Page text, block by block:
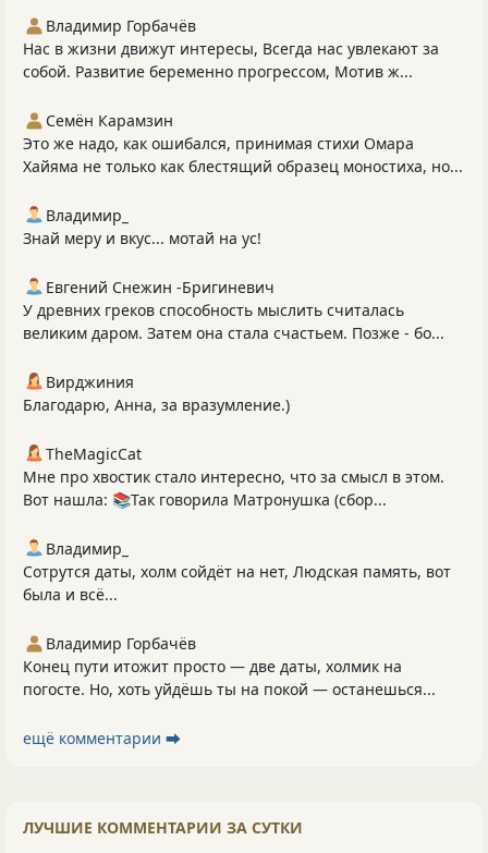
Владимир Горбачёв
Нас в жизни движут интересы, Всегда нас увлекают за
собой. Развитие беременно прогрессом, Мотив ж...
Семён Карамзин
Это же надо, как ошибался, принимая стихи Омара
Хайяма не только как блестящий образец моностиха, но...
Владимир_
Знай меру и вкус... мотай на ус!
Евгений Снежин -Бригиневич
У древних греков способность мыслить считалась
великим даром. Затем она стала счастьем. Позже - бо...
Вирджиния
Благодарю, Анна, за вразумление.)
TheMagicCat
Мне про хвостик стало интересно, что за смысл в этом.
Вот нашла: 📚Так говорила Матронушка (сбор...
Владимир_
Сотрутся даты, холм сойдёт на нет, Людская память, вот
была и всё...
Владимир Горбачёв
Конец пути итожит просто — две даты, холмик на
погосте. Но, хоть уйдёшь ты на покой — останешься...
ещё комментарии ⮕
ЛУЧШИЕ КОММЕНТАРИИ ЗА СУТКИ